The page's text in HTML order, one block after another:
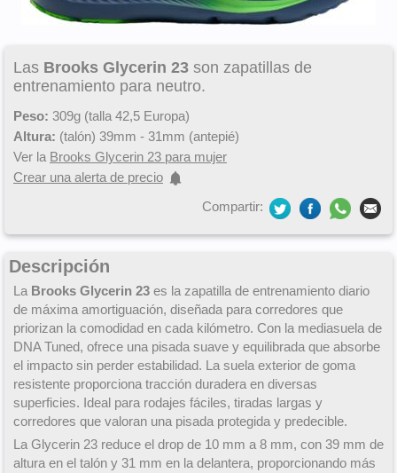
Las Brooks Glycerin 23 son zapatillas de
entrenamiento para neutro.
Peso: 309g (talla 42,5 Europa)
Altura: (talón) 39mm - 31mm (antepié)
Ver la Brooks Glycerin 23 para mujer
Crear una alerta de precio
Compartir:
Descripción
La Brooks Glycerin 23 es la zapatilla de entrenamiento diario
de máxima amortiguación, diseñada para corredores que
priorizan la comodidad en cada kilómetro. Con la mediasuela de
DNA Tuned, ofrece una pisada suave y equilibrada que absorbe
el impacto sin perder estabilidad. La suela exterior de goma
resistente proporciona tracción duradera en diversas
superficies. Ideal para rodajes fáciles, tiradas largas y
corredores que valoran una pisada protegida y predecible.
La Glycerin 23 reduce el drop de 10 mm a 8 mm, con 39 mm de
altura en el talón y 31 mm en la delantera, proporcionando más